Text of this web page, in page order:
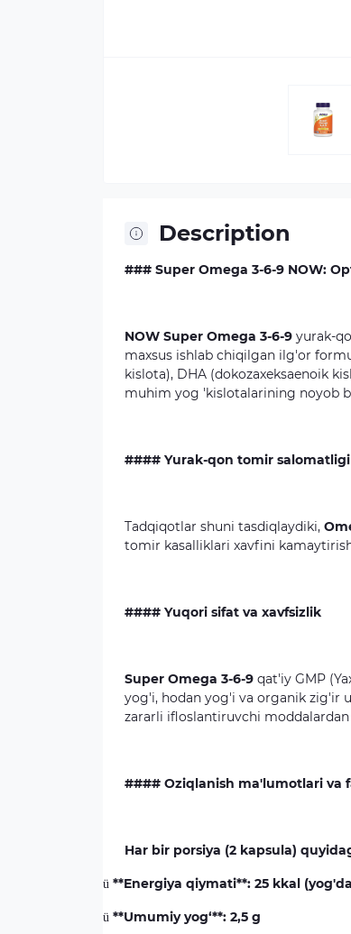
Description
### Super Omega 3-6-9 NOW:
NOW Super Omega 3-6-9 yurak-
maxsus ishlab chiqilgan ilg'or
kislota), DHA (dokozaxeksaenoik
muhim yog 'kislotalarining noyob
#### Yurak-qon tomir
Tadqiqotlar shuni tasdiqlaydiki,
tomir kasalliklari xavfini
#### Yuqori sifat va xavfsizlik
Super Omega 3-6-9 qat'iy GMP
yog'i, hodan yog'i va organik zig'ir
zararli ifloslantiruvchi moddalardan
#### Oziqlanish ma'lumotlari va
Har bir porsiya (2 kapsula)
ü **Energiya qiymati**: 25 kkal
ü **Umumiy yog‘**: 2,5 g